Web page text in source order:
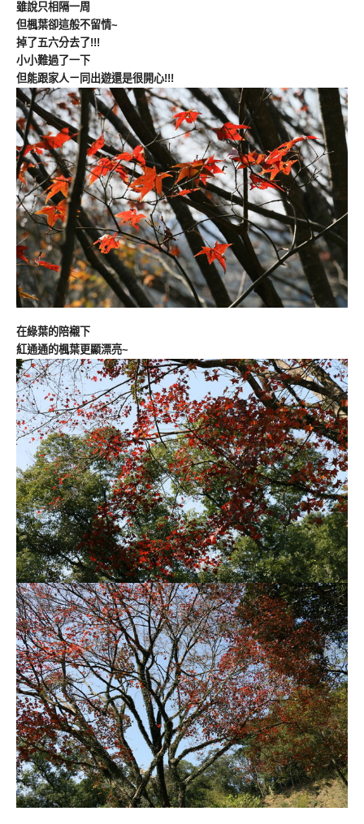
雖說只相隔一周
但楓葉卻這般不留情~
掉了五六分去了!!!
小小難過了一下
但能跟家人ㄧ同出遊還是很開心!!!
在綠葉的陪襯下
紅通通的楓葉更顯漂亮~